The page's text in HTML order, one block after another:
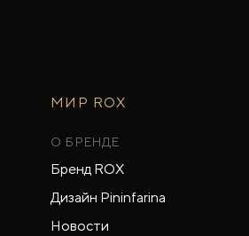
МИР ROX
О БРЕНДЕ
Бренд ROX
Дизайн Pininfarina
Новости